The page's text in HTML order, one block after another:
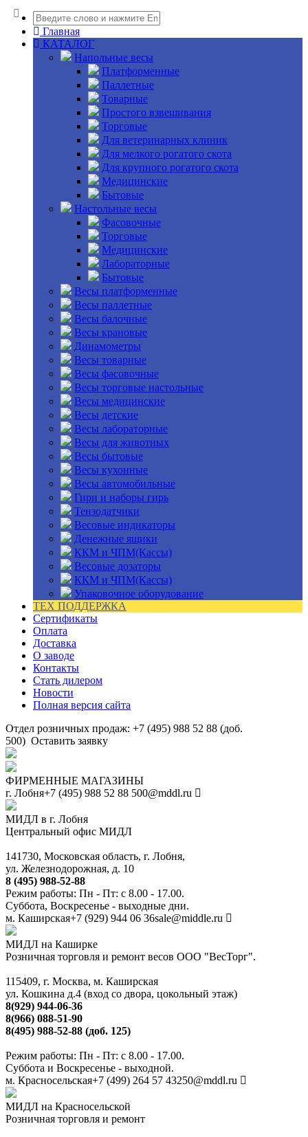
Главная
КАТАЛОГ
Напольные весы
Платформенные
Паллетные
Товарные
Простого взвешивания
Торговые
Для ветеринарных клиник
Для мелкого рогатого скота
Для крупного рогатого скота
Медицинские
Бытовые
Настольные весы
Фасовочные
Торговые
Медицинские
Лабораторные
Бытовые
Весы платформенные
Весы паллетные
Весы балочные
Весы крановые
Динамометры
Весы товарные
Весы фасовочные
Весы торговые настольные
Весы медицинские
Весы детские
Весы лабораторные
Весы для животных
Весы бытовые
Весы кухонные
Весы автомобильные
Гири и наборы гирь
Тензодатчики
Весовые индикаторы
Денежные ящики
ККМ и ЧПМ(Кассы)
Весовые дозаторы
ККМ и ЧПМ(Кассы)
Упаковочное оборудование
ТЕХ ПОДДЕРЖКА
Сертификаты
Оплата
Доставка
О заводе
Контакты
Стать дилером
Новости
Полная версия сайта
Отдел розничных продаж: +7 (495) 988 52 88 (доб.
500) Оставить заявку
ФИРМЕННЫЕ МАГАЗИНЫ
г. Лобня+7 (495) 988 52 88 500@mddl.ru
МИДЛ в г. Лобня
Центральный офис МИДЛ
141730, Московская область, г. Лобня,
ул. Железнодорожная, д. 10
8 (495) 988-52-88
Режим работы: Пн - Пт: с 8.00 - 17.00.
Суббота, Воскресенье - выходные дни.
м. Каширская+7 (929) 944 06 36sale@middle.ru
МИДЛ на Каширке
Розничная торговля и ремонт весов ООО "ВесТорг".
115409, г. Москва, м. Каширская
ул. Кошкина д.4 (вход со двора, цокольный этаж)
8(929) 944-06-36
8(966) 088-51-90
8(495) 988-52-88 (доб. 125)
Режим работы: Пн - Пт: с 8.00 - 17.00.
Суббота и Воскресенье - выходной.
м. Красносельская+7 (499) 264 57 43250@mddl.ru
МИДЛ на Красносельской
Розничная торговля и ремонт